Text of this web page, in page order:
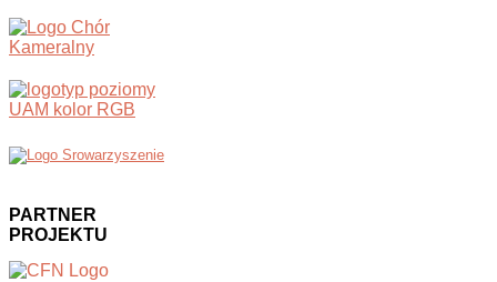
PARTNER
PROJEKTU